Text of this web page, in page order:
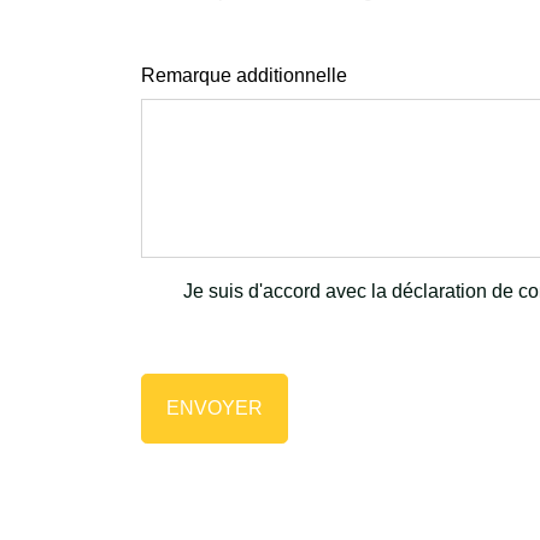
Remarque additionnelle
Je suis d'accord avec la déclaration de
ENVOYER